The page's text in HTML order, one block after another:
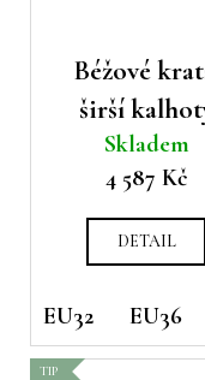
Béžové kratší
širší
Cambio
Cameron
Skladem
4 587 Kč
DETAIL
EU32 EU36
TIP